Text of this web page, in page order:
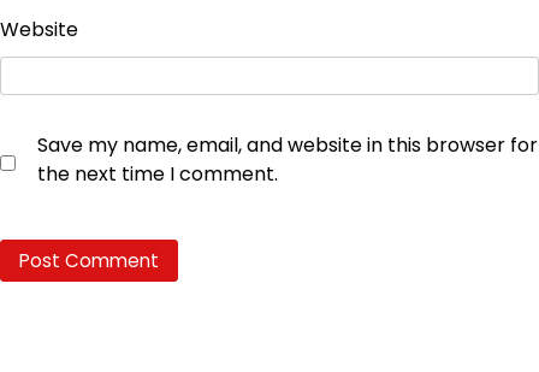
Website
Save my name, email, and website in this browser for
the next time I comment.